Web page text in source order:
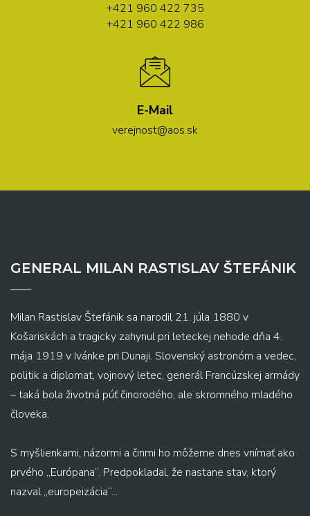
+421 960 422 735
+421 960 422 986
E-Mail
verejnost@aos.sk
GENERAL MILAN RASTISLAV ŠTEFÁNIK
Milan Rastislav Štefánik sa narodil 21. júla 1880 v
Košariskách a tragicky zahynul pri leteckej nehode dňa 4.
mája 1919 v Ivánke pri Dunaji. Slovenský astronóm a vedec,
politik a diplomat, vojnový letec, generál Francúzskej armády
– taká bola životná púť činorodého, ale skromného mladého
človeka.
S myšlienkami, názormi a činmi ho môžeme dnes vnímať ako
prvého „Európana“. Predpokladal, že nastane stav, ktorý
nazval „europeizácia“...